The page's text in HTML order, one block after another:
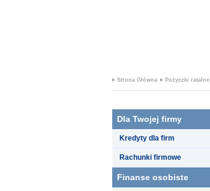
Strona Główna Pożyczki ratalne
Dla Twojej firmy
Kredyty dla firm
Rachunki firmowe
Finanse osobiste